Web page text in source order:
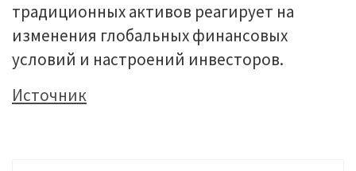
традиционных активов реагирует на
изменения глобальных финансовых
условий и настроений инвесторов.
Источник